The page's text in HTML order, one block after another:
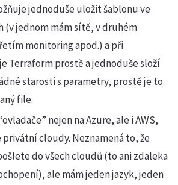
jednoduše uložit šablonu ve
(v jednom mám sítě, v druhém
monitoring apod.) a při
Terraform prostě a jednoduše složí
starosti s parametry, prostě je to
file.
nejen na Azure, ale i AWS,
privátní cloudy. Neznamená to, že
do všech cloudů (to ani zdaleka
ale mám jeden jazyk, jeden